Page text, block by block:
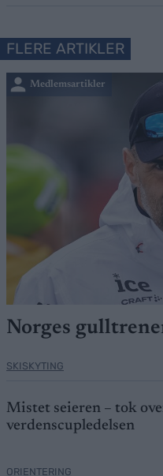
FLERE ARTIKLER
Medlemsartikler
Norges
SKISKYTING
Mistet seieren – tok
verdenscupledelsen
ORIENTERING